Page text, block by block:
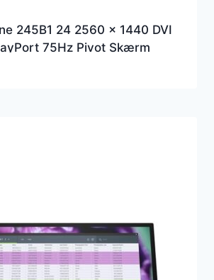
245B1 24 2560 x 1440 DVI
75Hz Pivot Skærm